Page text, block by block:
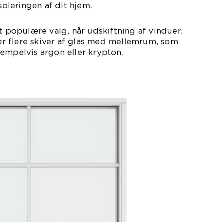
af dit hjem.
populære valg, når udskiftning af vinduer.
flere skiver af glas med mellemrum, som
argon eller krypton.